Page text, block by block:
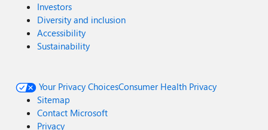
Investors
Diversity and inclusion
Accessibility
Sustainability
Your Privacy ChoicesConsumer Health Privacy
Sitemap
Contact Microsoft
Privacy